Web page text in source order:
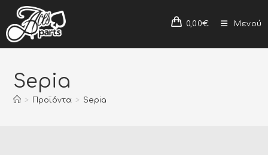
0,00€ Μενού
Sepia
> Προϊόντα > Sepia